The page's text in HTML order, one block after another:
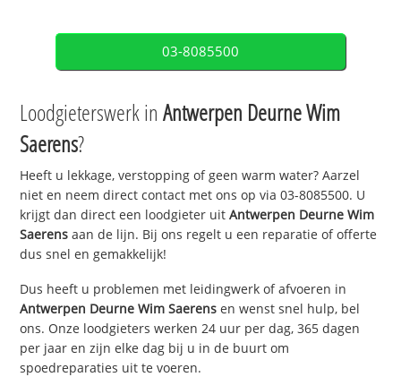
03-8085500
Loodgieterswerk inAntwerpen Deurne Wim
Saerens?
Heeft u lekkage, verstopping of geen warm water? Aarzel
niet en neem direct contact met ons op via 03-8085500. U
krijgt dan direct een loodgieter uitAntwerpen Deurne Wim
Saerens aan de lijn. Bij ons regelt u een reparatie of offerte
dus snel en gemakkelijk!
Dus heeft u problemen met leidingwerk of afvoeren in
Antwerpen Deurne Wim Saerens en wenst snel hulp, bel
ons. Onze loodgieters werken 24 uur per dag, 365 dagen
per jaar en zijn elke dag bij u in de buurt om
spoedreparaties uit te voeren.